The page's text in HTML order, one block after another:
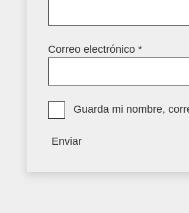
Correo electrónico *
Guarda mi nombre,